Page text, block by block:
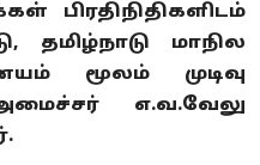
பிரதிநிதிகளிடம்
தமிழ்நாடு மாநில
மூலம் முடிவு
எ.வ.வேலு